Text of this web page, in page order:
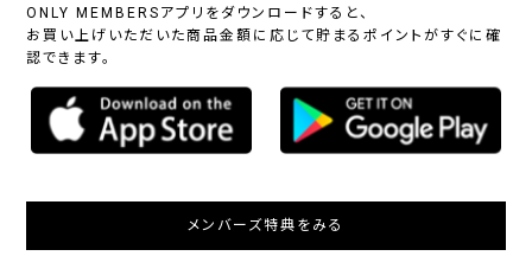
ONLY MEMBERSアプリをダウンロードすると、
お買い上げいただいた商品金額に応じて貯まるポイントがすぐに確
認できます。
メンバーズ特典をみる